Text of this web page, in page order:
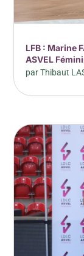
LFB : Marine
ASVEL
parThibaut